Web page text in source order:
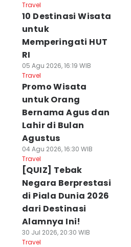
Travel
10 Destinasi Wisata
untuk
Memperingati HUT
RI
05 Agu 2026, 16:19 WIB
Travel
Promo Wisata
untuk Orang
Bernama Agus dan
Lahir di Bulan
Agustus
04 Agu 2026, 16:30 WIB
Travel
[QUIZ] Tebak
Negara Berprestasi
di Piala Dunia 2026
dari Destinasi
Alamnya Ini!
30 Jul 2026, 20:30 WIB
Travel